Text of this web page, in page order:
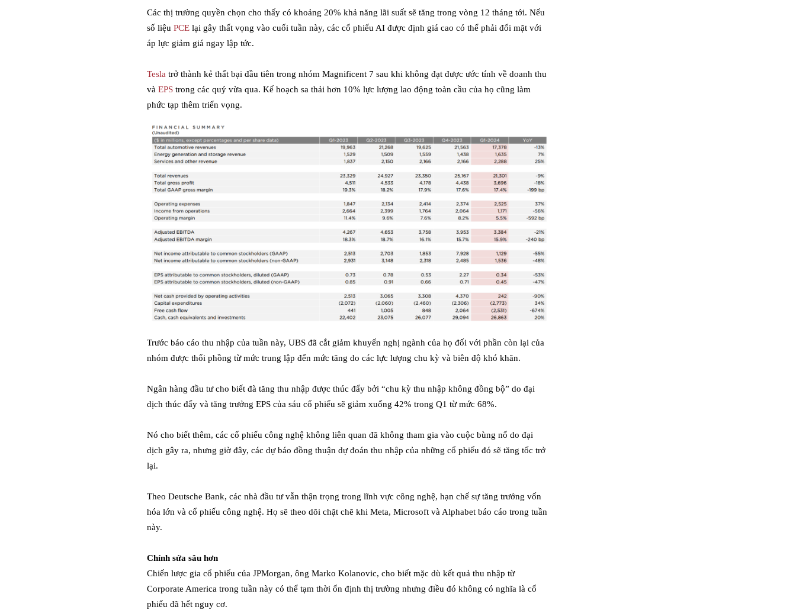
Các thị trường quyền chọn cho thấy có khoảng 20% khả năng lãi suất sẽ tăng trong vòng 12 tháng tới. Nếu
số liệuPCE lại gây thất vọng vào cuối tuần này, các cổ phiếu AI được định giá cao có thể phải đối mặt với
áp lực giảm giá ngay lập tức.
Tesla trở thành kẻ thất bại đầu tiên trong nhóm Magnificent 7 sau khi không đạt được ước tính về doanh thu
vàEPS trong các quý vừa qua. Kế hoạch sa thải hơn 10% lực lượng lao động toàn cầu của họ cũng làm
phức tạp thêm triển vọng.
Trước báo cáo thu nhập của tuần này, UBS đã cắt giảm khuyến nghị ngành của họ đối với phần còn lại của
nhóm được thổi phồng từ mức trung lập đến mức tăng do các lực lượng chu kỳ và biên độ khó khăn.
Ngân hàng đầu tư cho biết đà tăng thu nhập được thúc đẩy bởi “chu kỳ thu nhập không đồng bộ” do đại
dịch thúc đẩy và tăng trưởng EPS của sáu cổ phiếu sẽ giảm xuống 42% trong Q1 từ mức 68%.
Nó cho biết thêm, các cổ phiếu công nghệ không liên quan đã không tham gia vào cuộc bùng nổ do đại
dịch gây ra, nhưng giờ đây, các dự báo đồng thuận dự đoán thu nhập của những cổ phiếu đó sẽ tăng tốc trở
lại.
Theo Deutsche Bank, các nhà đầu tư vẫn thận trọng trong lĩnh vực công nghệ, hạn chế sự tăng trưởng vốn
hóa lớn và cổ phiếu công nghệ. Họ sẽ theo dõi chặt chẽ khi Meta, Microsoft và Alphabet báo cáo trong tuần
này.
Chỉnh sửa sâu hơn
Chiến lược gia cổ phiếu của JPMorgan, ông Marko Kolanovic, cho biết mặc dù kết quả thu nhập từ
Corporate America trong tuần này có thể tạm thời ổn định thị trường nhưng điều đó không có nghĩa là cổ
phiếu đã hết nguy cơ.